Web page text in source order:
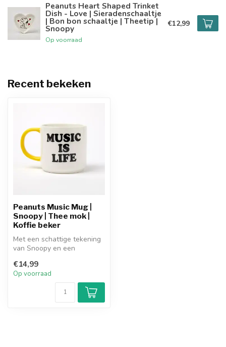
Peanuts Heart Shaped Trinket
Dish - Love | Sieradenschaaltje
| Bon bon schaaltje | Theetip |
Snoopy
Op voorraad
€12,99
Recent bekeken
Peanuts Music Mug |
Snoopy | Thee mok |
Koffie beker
Met een schattige tekening
van Snoopy en een
tekst word...
€14,99
Op voorraad